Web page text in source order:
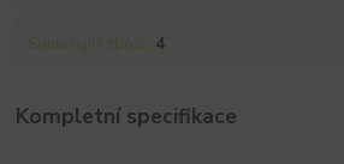
Související zboží 4
Kompletní specifikace